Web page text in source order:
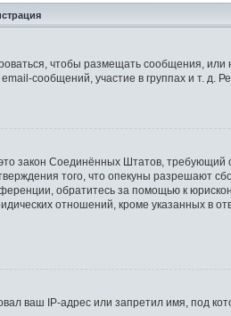
чтобы размещать сообщения, или
сообщений, участие в группах и т. д.
закон Соединённых Штатов,
того, что опекуны разрешают
обратитесь за помощью к
отношений, кроме указанных в
ваш IP-адрес или запретил имя, под